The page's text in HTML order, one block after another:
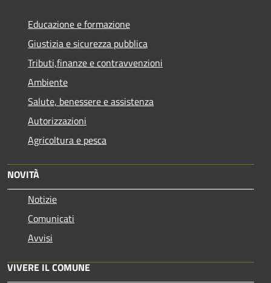
Educazione e formazione
Giustizia e sicurezza pubblica
Tributi,finanze e contravvenzioni
Ambiente
Salute, benessere e assistenza
Autorizzazioni
Agricoltura e pesca
NOVITÀ
Notizie
Comunicati
Avvisi
VIVERE IL COMUNE